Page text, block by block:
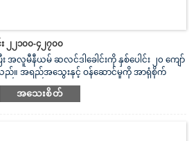
၂၂၁၀၀-၄၂၇၀၀
အလူမီနီယမ် ဆလင်ဒါခေါင်းကို နှစ်ပေါင်း ၂၀ ကျော်
ည်။ အရည်အသွေးနှင့် ဝန်ဆောင်မှုကို အာရုံစိုက်
စစ်မှန်ကြောင်းအထောက်အထားပြမှုလက်မှတ်၊
ဒါခေါင်း၏ ရှည်လျားသောအသုံးဝင်သော
အသေးစိတ်